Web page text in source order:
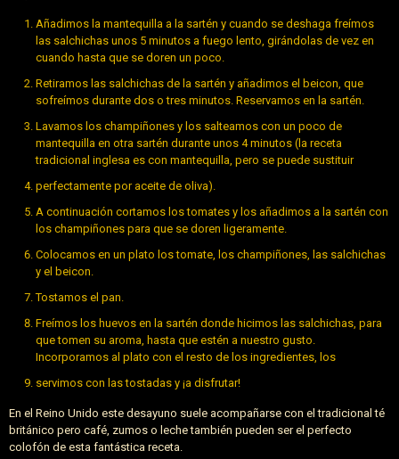
Añadimos la mantequilla a la sartén y cuando se deshaga freímos
las salchichas unos 5 minutos a fuego lento, girándolas de vez en
cuando hasta que se doren un poco.
Retiramos las salchichas de la sartén y añadimos el beicon, que
sofreímos durante dos o tres minutos. Reservamos en la sartén.
Lavamos los champiñones y los salteamos con un poco de
mantequilla en otra sartén durante unos 4 minutos (la receta
tradicional inglesa es con mantequilla, pero se puede sustituir
perfectamente por aceite de oliva).
A continuación cortamos los tomates y los añadimos a la sartén con
los champiñones para que se doren ligeramente.
Colocamos en un plato los tomate, los champiñones, las salchichas
y el beicon.
Tostamos el pan.
Freímos los huevos en la sartén donde hicimos las salchichas, para
que tomen su aroma, hasta que estén a nuestro gusto.
Incorporamos al plato con el resto de los ingredientes, los
servimos con las tostadas y ¡a disfrutar!
En el Reino Unido este desayuno suele acompañarse con el tradicional té
británico pero café, zumos o leche también pueden ser el perfecto
colofón de esta fantástica receta.